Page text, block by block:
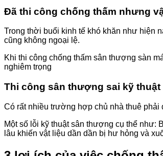
Đã thi công chống thấm nhưng
Trong thời buổi kinh tế khó khăn như hiện
cũng không ngoại lệ.
Khi thi công chống thấm sân thượng sàn
nghiêm trọng
Thi công sân thượng sai kỹ thuật
Có rất nhiều trường hợp chủ nhà thuê phải
Một số lỗi kỹ thuật sân thượng cụ thể
lâu khiến vật liệu dần dần bị hư hỏng và